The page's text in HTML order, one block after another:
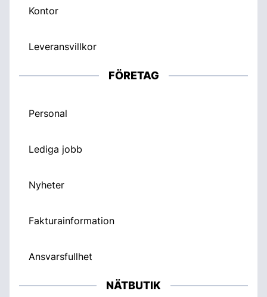
Kontor
Leveransvillkor
FÖRETAG
Personal
Lediga jobb
Nyheter
Fakturainformation
Ansvarsfullhet
NÄTBUTIK